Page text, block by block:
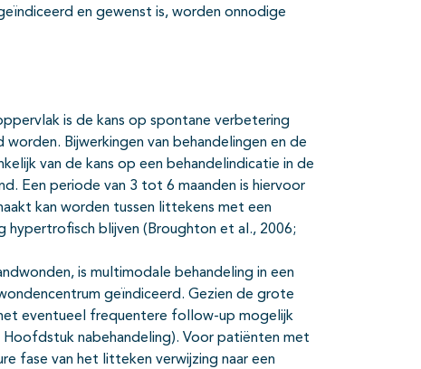
en gewenst is, worden onnodige
is de kans op spontane verbetering
Bijwerkingen van behandelingen en de
van de kans op een behandelindicatie in de
Een periode van 3 tot 6 maanden is hiervoor
kan worden tussen littekens met een
hypertrofisch blijven (Broughton et al., 2006;
is multimodale behandeling in een
geïndiceerd. Gezien de grote
eventueel frequentere follow-up mogelijk
nabehandeling). Voor patiënten met
fase van het litteken verwijzing naar een